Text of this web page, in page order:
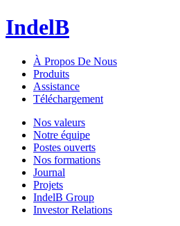
IndelB
À Propos De Nous
Produits
Assistance
Téléchargement
Nos valeurs
Notre équipe
Postes ouverts
Nos formations
Journal
Projets
IndelB Group
Investor Relations